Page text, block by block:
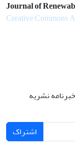
Journal of
Creative Commons
نشریه
اشتراک